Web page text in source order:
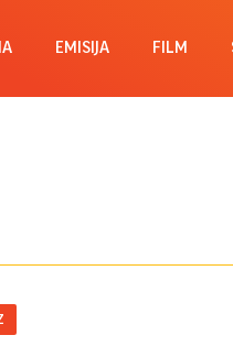
EMISIJA FILM